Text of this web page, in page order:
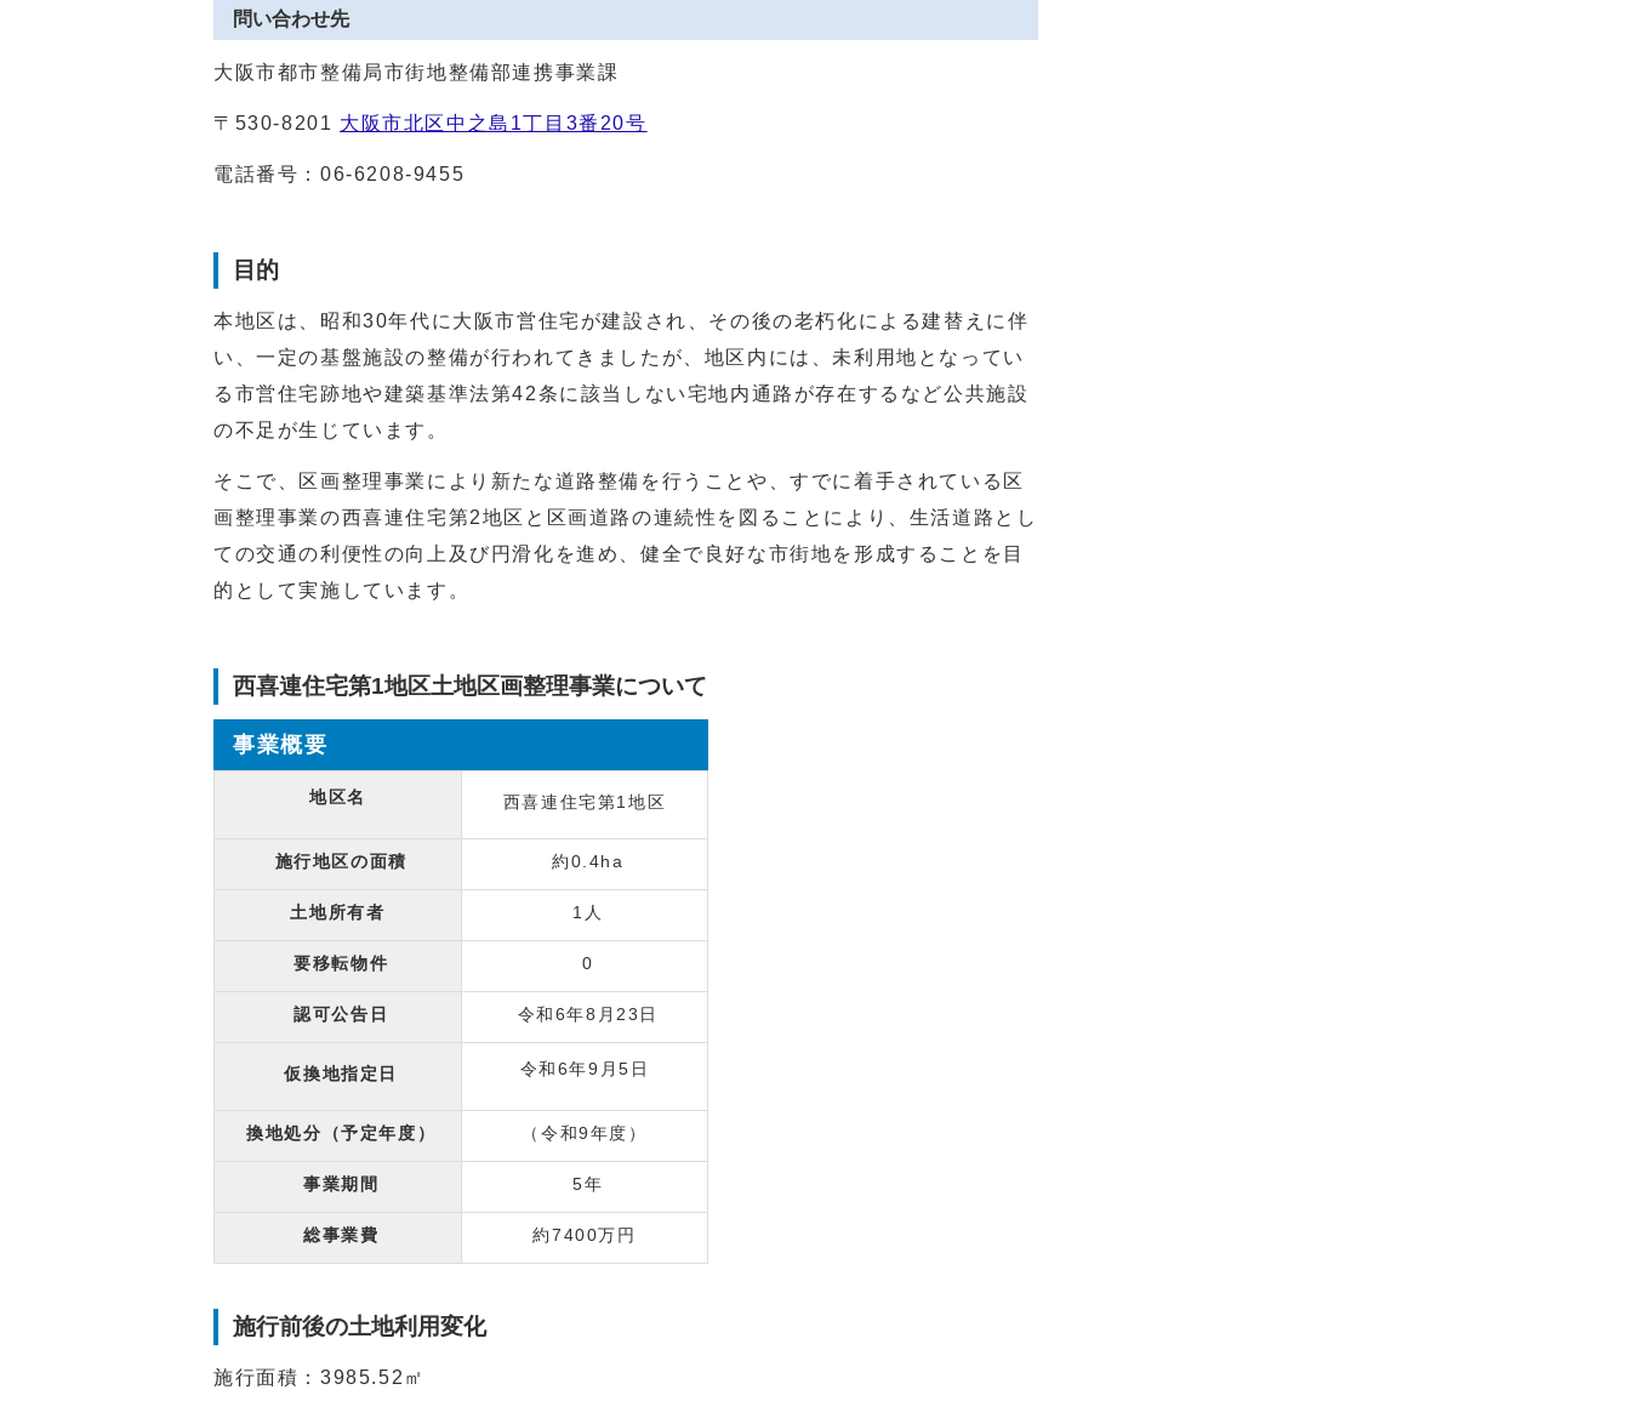
問い合わせ先
大阪市都市整備局市街地整備部連携事業課
〒530-8201 大阪市北区中之島1丁目3番20号
電話番号：06-6208-9455
目的
本地区は、昭和30年代に大阪市営住宅が建設され、その後の老朽化による建替えに伴
い、一定の基盤施設の整備が行われてきましたが、地区内には、未利用地となってい
る市営住宅跡地や建築基準法第42条に該当しない宅地内通路が存在するなど公共施設
の不足が生じています。
そこで、区画整理事業により新たな道路整備を行うことや、すでに着手されている区
画整理事業の西喜連住宅第2地区と区画道路の連続性を図ることにより、生活道路とし
ての交通の利便性の向上及び円滑化を進め、健全で良好な市街地を形成することを目
的として実施しています。
西喜連住宅第1地区土地区画整理事業について
事業概要
地区名 西喜連住宅第1地区
施行地区の面積 約0.4ha
土地所有者 1人
要移転物件 0
認可公告日 令和6年8月23日
仮換地指定日 令和6年9月5日
換地処分（予定年度） （令和9年度）
事業期間 5年
総事業費 約7400万円
施行前後の土地利用変化
施行面積：3985.52㎡